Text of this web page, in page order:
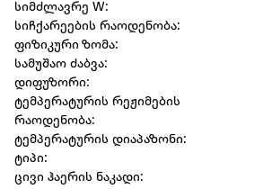
სიმძლავრე W:
სიჩქარეების რაოდენობა:
ფიზიკური ზომა:
სამუშაო ძაბვა:
დიფუზორი:
ტემპერატურის რეჟიმების
რაოდენობა:
ტემპერატურის დიაპაზონი:
ტიპი:
ცივი ჰაერის ნაკადი: